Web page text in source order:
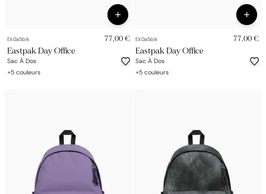
Ek0a5bik 77,00 €
Eastpak Day Office
Sac À Dos
+5 couleurs
Ek0a5bik 77,00 €
Eastpak Day Office
Sac À Dos
+5 couleurs